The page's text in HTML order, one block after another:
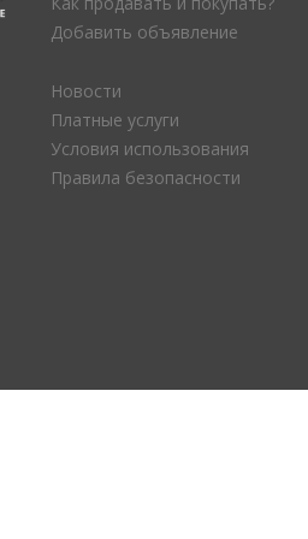
Добавить объявление
Новости
Платные услуги
Условия использования
Правила безопасности